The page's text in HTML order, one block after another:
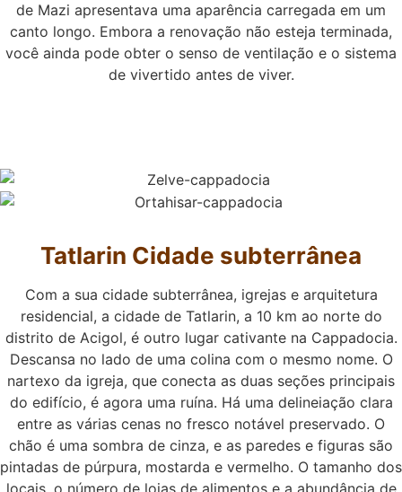
de Mazi apresentava uma aparência carregada em um
canto longo. Embora a renovação não esteja terminada,
você ainda pode obter o senso de ventilação e o sistema
de vivertido antes de viver.
Tatlarin Cidade subterrânea
Com a sua cidade subterrânea, igrejas e arquitetura
residencial, a cidade de Tatlarin, a 10 km ao norte do
distrito de Acigol, é outro lugar cativante na Cappadocia.
Descansa no lado de uma colina com o mesmo nome. O
nartexo da igreja, que conecta as duas seções principais
do edifício, é agora uma ruína. Há uma delineiação clara
entre as várias cenas no fresco notável preservado. O
chão é uma sombra de cinza, e as paredes e figuras são
pintadas de púrpura, mostarda e vermelho. O tamanho dos